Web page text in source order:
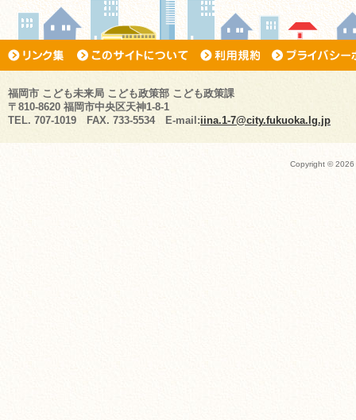
福岡市 こども未来局 こども政策部 こども政策課
〒810-8620 福岡市中央区天神1-8-1
TEL. 707-1019 FAX. 733-5534 E-mail:iina.1-7@city.fukuoka.lg.jp
Copyright ©2026